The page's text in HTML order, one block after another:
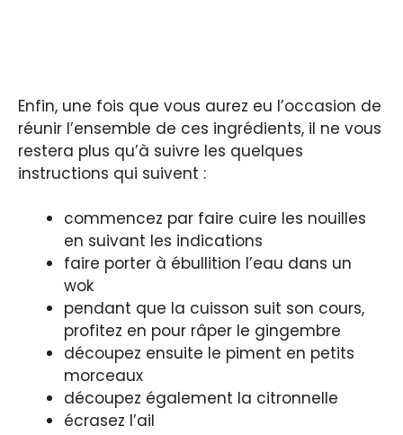
Enfin, une fois que vous aurez eu l’occasion de
réunir l’ensemble de ces ingrédients, il ne vous
restera plus qu’à suivre les quelques
instructions qui suivent :
commencez par faire cuire les nouilles
en suivant les indications
faire porter à ébullition l’eau dans un
wok
pendant que la cuisson suit son cours,
profitez en pour râper le gingembre
découpez ensuite le piment en petits
morceaux
découpez également la citronnelle
écrasez l’ail